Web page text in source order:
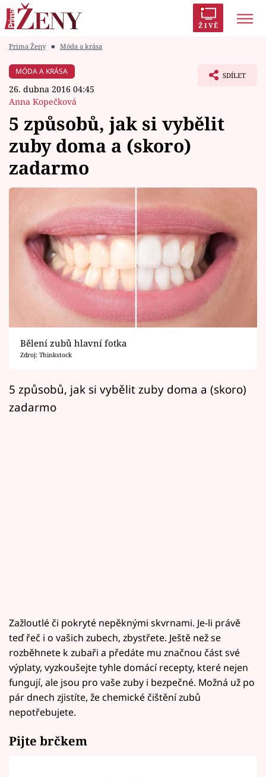
ŽIVĚ
Módní alarm
Témata
Celebrity
Vztahy
Seriály
Horoskopy
Sledujte prima+
Filmový festival Karlovy Vary
Pořady
Mámy sobě
Prima Ženy ■ Móda a krása
MÓDA A KRÁSA
26. dubna 2016 04:45
Anna Kopečková
SDÍLET
5 způsobů, jak si vybělit
zuby doma a (skoro)
zadarmo
Bělení zubů hlavní fotka
Zdroj: Thinkstock
5 způsobů, jak si vybělit zuby doma a (skoro)
zadarmo
Zažloutlé či pokryté nepěknými skvrnami. Je-li právě
teď řeč i o vašich zubech, zbystřete. Ještě než se
rozběhnete k zubaři a předáte mu značnou část své
výplaty, vyzkoušejte tyhle domácí recepty, které nejen
fungují, ale jsou pro vaše zuby i bezpečné. Možná už po
pár dnech zjistíte, že chemické čištění zubů
nepotřebujete.
Pijte brčkem